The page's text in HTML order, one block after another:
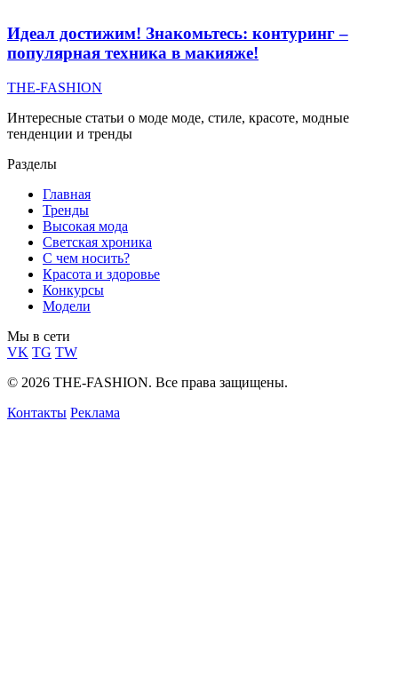
Идеал достижим! Знакомьтесь: контуринг –
популярная техника в макияже!
THE-FASHION
Интересные статьи о моде моде, стиле, красоте, модные
тенденции и тренды
Разделы
Главная
Тренды
Высокая мода
Светская хроника
С чем носить?
Красота и здоровье
Конкурсы
Модели
Мы в сети
VK TG TW
© 2026 THE-FASHION. Все права защищены.
Контакты Реклама